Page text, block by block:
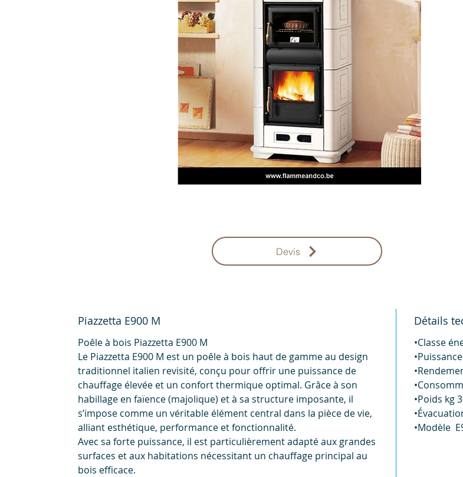
Piazzetta E900 M
Poêle à bois Piazzetta E900 M
Le Piazzetta E900 M est un poêle à bois haut de gamme au design
traditionnel italien revisité, conçu pour offrir une puissance de
chauffage élevée et un confort thermique optimal. Grâce à son
habillage en faïence (majolique) et à sa structure imposante, il
s’impose comme un véritable élément central dans la pièce de vie,
alliant esthétique, performance et fonctionnalité.
Avec sa forte puissance, il est particulièrement adapté aux grandes
surfaces et aux habitations nécessitant un chauffage principal au
bois efficace.
Détails
•Classe
•Poids kg
•Modèle
Devis